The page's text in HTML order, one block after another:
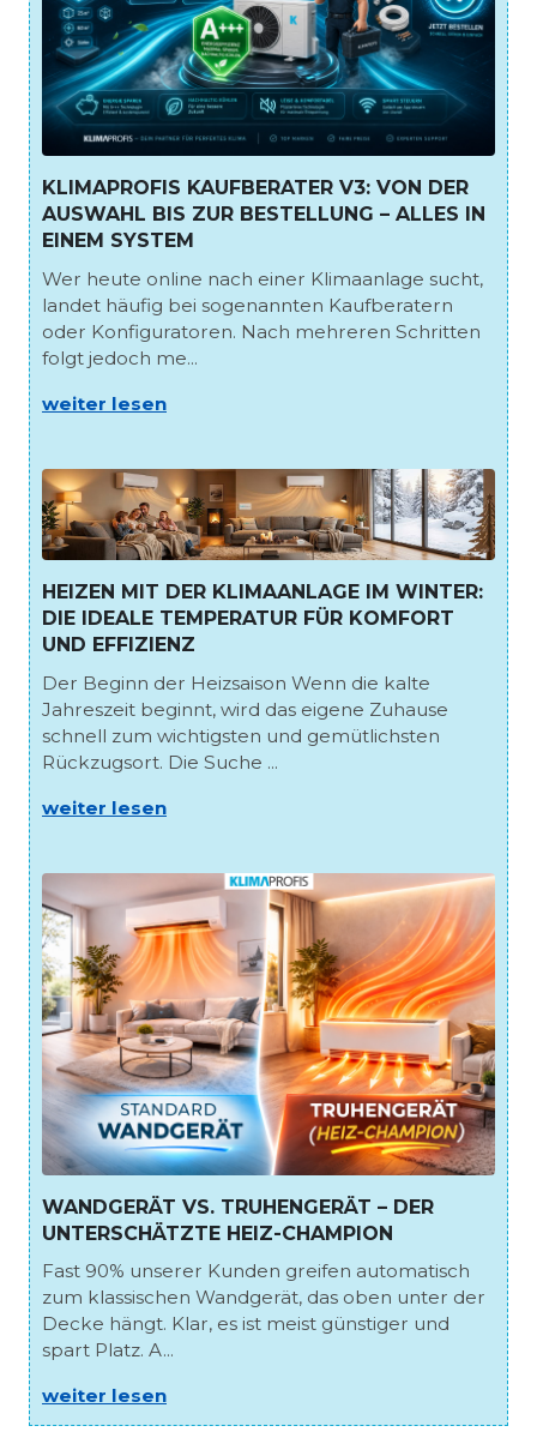
KLIMAPROFIS KAUFBERATER V3: VON DER
AUSWAHL BIS ZUR BESTELLUNG – ALLES IN
EINEM SYSTEM
Wer heute online nach einer Klimaanlage sucht,
landet häufig bei sogenannten Kaufberatern
oder Konfiguratoren. Nach mehreren Schritten
folgt jedoch me...
weiter lesen
HEIZEN MIT DER KLIMAANLAGE IM WINTER:
DIE IDEALE TEMPERATUR FÜR KOMFORT
UND EFFIZIENZ
Der Beginn der Heizsaison Wenn die kalte
Jahreszeit beginnt, wird das eigene Zuhause
schnell zum wichtigsten und gemütlichsten
Rückzugsort. Die Suche ...
weiter lesen
WANDGERÄT VS. TRUHENGERÄT – DER
UNTERSCHÄTZTE HEIZ-CHAMPION
Fast 90% unserer Kunden greifen automatisch
zum klassischen Wandgerät, das oben unter der
Decke hängt. Klar, es ist meist günstiger und
spart Platz. A...
weiter lesen